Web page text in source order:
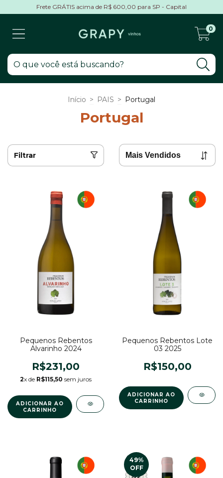
Frete GRÁTIS acima de R$ 600,00 para SP - Capital
0
Início > PAIS > Portugal
Portugal
Filtrar
Pequenos Rebentos
Alvarinho 2024
R$231,00
2x de R$115,50 sem juros
Pequenos Rebentos Lote
03 2025
R$150,00
49%
OFF